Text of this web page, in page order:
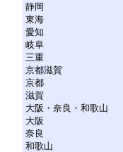
静岡
東海
愛知
岐阜
三重
京都滋賀
京都
滋賀
大阪・奈良・和歌山
大阪
奈良
和歌山